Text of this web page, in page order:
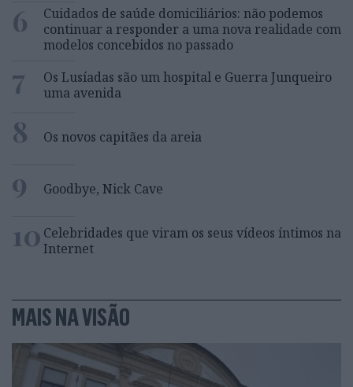
6
Cuidados de saúde domiciliários: não podemos
continuar a responder a uma nova realidade com
modelos concebidos no passado
7
Os Lusíadas são um hospital e Guerra Junqueiro
uma avenida
8 Os novos capitães da areia
9 Goodbye, Nick Cave
10 Celebridades que viram os seus vídeos íntimos na
Internet
MAIS NA VISÃO